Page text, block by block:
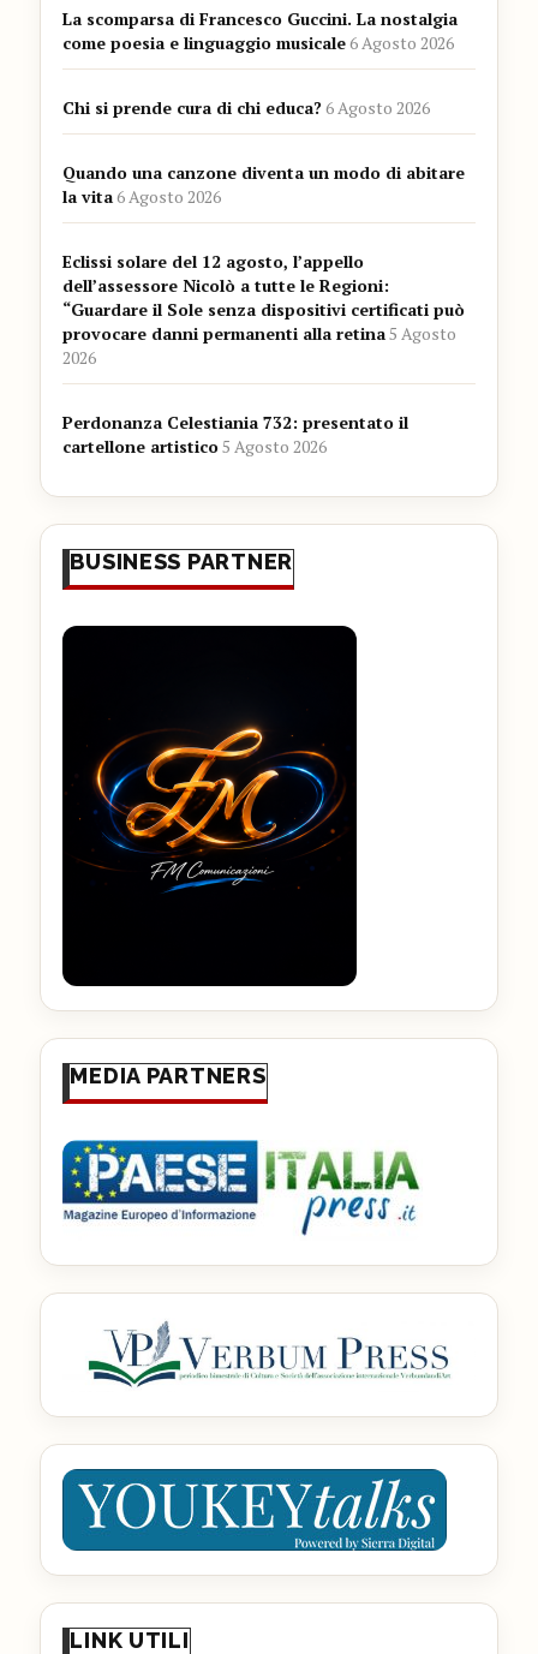
La scomparsa di Francesco Guccini. La nostalgia
come poesia e linguaggio musicale6 Agosto 2026
Chi si prende cura di chi educa?6 Agosto 2026
Quando una canzone diventa un modo di abitare
la vita6 Agosto 2026
Eclissi solare del 12 agosto, l’appello
dell’assessore Nicolò a tutte le Regioni:
“Guardare il Sole senza dispositivi certificati può
provocare danni permanenti alla retina5 Agosto
2026
Perdonanza Celestiania 732: presentato il
cartellone artistico5 Agosto 2026
BUSINESS PARTNER
MEDIA PARTNERS
LINK UTILI